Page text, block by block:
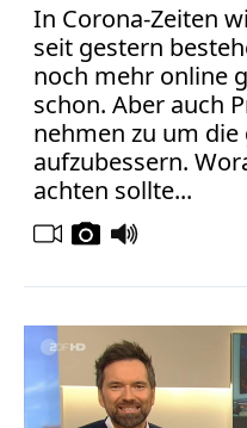
In Corona-Zeiten
seit gestern
noch mehr online
schon. Aber auch
nehmen zu um die
aufzubessern.
achten sollte...
TV
Radio
print & online
Bücher
Vita
Datenschutz